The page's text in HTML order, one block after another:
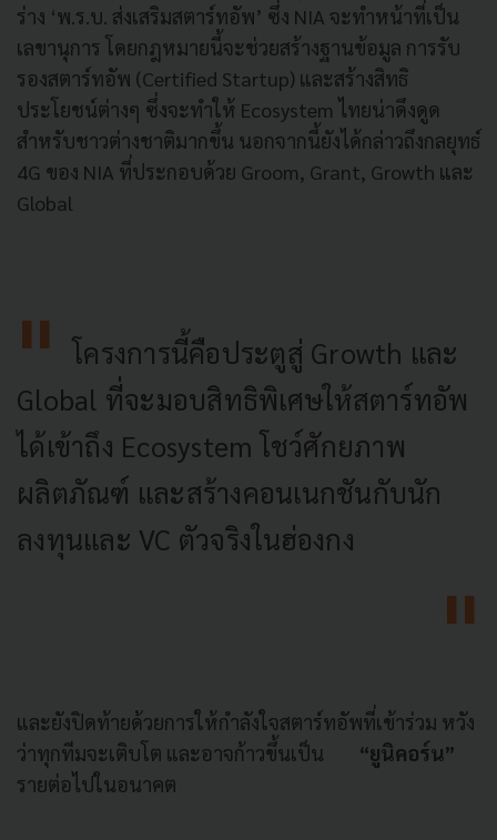
ร่าง ‘พ.ร.บ. ส่งเสริมสตาร์ทอัพ’ ซึ่ง NIA จะทำหน้าที่เป็น
เลขานุการ โดยกฎหมายนี้จะช่วยสร้างฐานข้อมูล การรับ
รองสตาร์ทอัพ (Certified Startup) และสร้างสิทธิ
ประโยชน์ต่างๆ ซึ่งจะทำให้ Ecosystem ไทยน่าดึงดูด
สำหรับชาวต่างชาติมากขึ้น นอกจากนี้ยังได้กล่าวถึงกลยุทธ์
4G ของ NIA ที่ประกอบด้วย Groom, Grant, Growth และ
Global
โครงการนี้คือประตูสู่ Growth และ
Global ที่จะมอบสิทธิพิเศษให้สตาร์ทอัพ
ได้เข้าถึง Ecosystem โชว์ศักยภาพ
ผลิตภัณฑ์ และสร้างคอนเนกชันกับนัก
ลงทุนและ VC ตัวจริงในฮ่องกง
และยังปิดท้ายด้วยการให้กำลังใจสตาร์ทอัพที่เข้าร่วม หวัง
ว่าทุกทีมจะเติบโต และอาจก้าวขึ้นเป็น “ยูนิคอร์น”
รายต่อไปในอนาคต